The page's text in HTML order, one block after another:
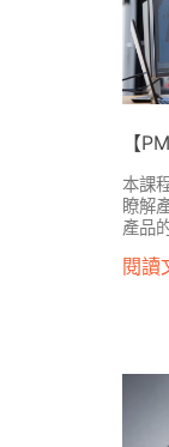
【
本課
瞭解
產品
閱讀